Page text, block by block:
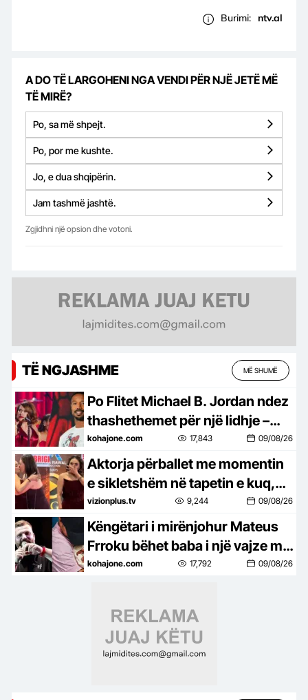
Burimi: ntv.al
A DO TË LARGOHENI NGA VENDI PËR NJË JETË MË
TË MIRË?
Po, sa më shpejt.
Po, por me kushte.
Jo, e dua shqipërin.
Jam tashmë jashtë.
Zgjidhni një opsion dhe votoni.
TË NGJASHME MË SHUMË
Po Flitet Michael B. Jordan ndez
thashethemet për një lidhje –
fotografohet me këngëtaren
britanike Raya
kohajone.com 17,843 09/08/26
Aktorja përballet me momentin
e sikletshëm në tapetin e kuq,
fansja e puth papritur në buzë
(VIDEO)
vizionplus.tv 9,244 09/08/26
Këngëtari i mirënjohur Mateus
Frroku bëhet baba i një vajze me
emrin Santa, që vjen në jetë si
kohajone.com 17,792 09/08/26